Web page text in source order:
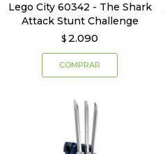
Lego City 60342 - The Shark
Attack Stunt Challenge
$ 2.090